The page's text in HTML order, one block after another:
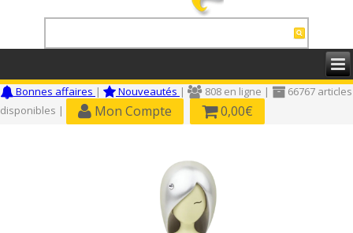
Bonnes affaires | Nouveautés | 808 en ligne |
66767 articles
disponibles |
Mon Compte 0,00€